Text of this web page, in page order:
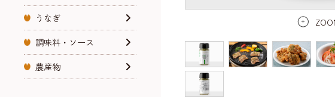
うなぎ
調味料・ソース
農産物